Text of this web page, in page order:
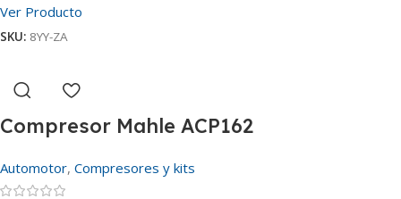
Ver Producto
SKU: 8YY-ZA
Compresor Mahle ACP162
Automotor, Compresores y kits